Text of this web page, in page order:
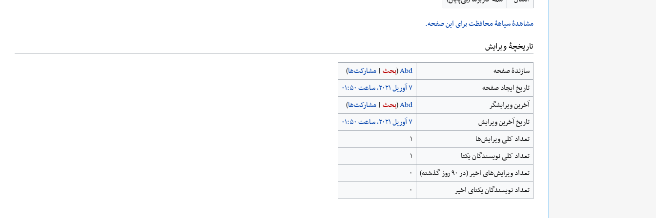
مشاهدۀ سیاهۀ محافظت برای این صفحه.
تاریخچۀ ویرایش
سازندۀ صفحه Abd
(بحث | مشارکت‌ها)
تاریخ ایجاد صفحه
آخرین ویرایشگر
Abd
(بحث | مشارکت‌ها)
تاریخ آخرین ویرایش
تعداد کلی ویرایش‌ها
۱
تعداد کلی نویسندگان یکتا
۱
تعداد ویرایش‌های اخیر (در ۹۰ روز گذشته)
۰
تعداد نویسندگان یکتای اخیر
۰